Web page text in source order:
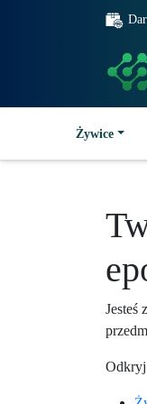
Żywice
Jesteś
Odkryj